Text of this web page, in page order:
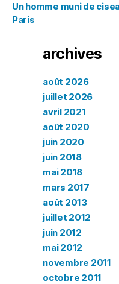
Un homme muni de
Paris
archives
août 2026
juillet 2026
avril 2021
août 2020
juin 2020
juin 2018
mai 2018
mars 2017
août 2013
juillet 2012
juin 2012
mai 2012
novembre 2011
octobre 2011